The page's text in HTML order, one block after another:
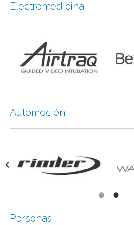
Electromedicina
Automoción
Personas